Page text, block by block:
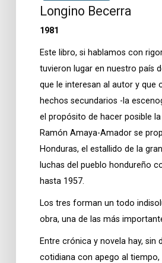
EditorialLongino Becerra
1981
Este libro, si hablamos con
tuvieron lugar en nuestro país
que le interesan al autor y que
hechos secundarios -la
el propósito de hacer posible
Ramón Amaya-Amador se
Honduras, el estallido de la
luchas del pueblo hondureño
hasta 1957.
Los tres forman un todo
obra, una de las más
Entre crónica y novela hay,
cotidiana con apego al tiempo,